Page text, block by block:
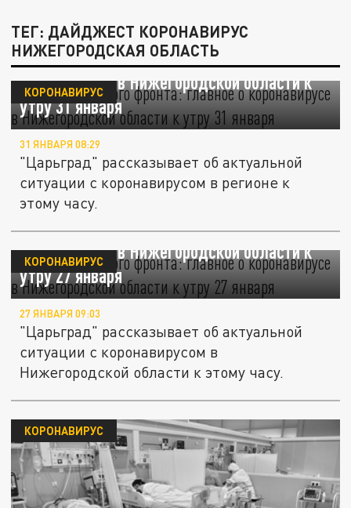
ТЕГ: ДАЙДЖЕСТ КОРОНАВИРУС
НИЖЕГОРОДСКАЯ ОБЛАСТЬ
Новости "красного" фронта: главное о
коронавирусе в Нижегородской области к
утру 31 января
КОРОНАВИРУС
31 ЯНВАРЯ 08:29
"Царьград" рассказывает об актуальной
ситуации с коронавирусом в регионе к
этому часу.
Новости "красного" фронта: главное о
коронавирусе в Нижегородской области к
утру 27 января
КОРОНАВИРУС
27 ЯНВАРЯ 09:03
"Царьград" рассказывает об актуальной
ситуации с коронавирусом в
Нижегородской области к этому часу.
КОРОНАВИРУС